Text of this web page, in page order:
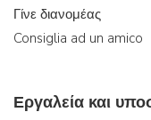
Γίνε διανομέας
Consiglia ad un amico
Εργαλεία και